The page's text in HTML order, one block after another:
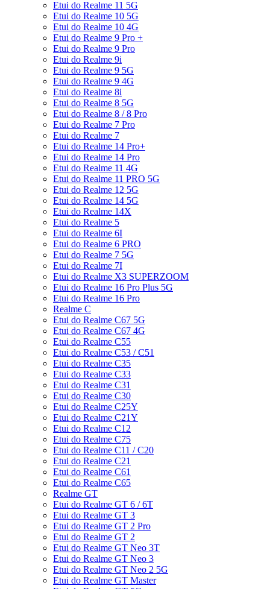
Etui do Realme 11 5G
Etui do Realme 10 5G
Etui do Realme 10 4G
Etui do Realme 9 Pro +
Etui do Realme 9 Pro
Etui do Realme 9i
Etui do Realme 9 5G
Etui do Realme 9 4G
Etui do Realme 8i
Etui do Realme 8 5G
Etui do Realme 8 / 8 Pro
Etui do Realme 7 Pro
Etui do Realme 7
Etui do Realme 14 Pro+
Etui do Realme 14 Pro
Etui do Realme 11 4G
Etui do Realme 11 PRO 5G
Etui do Realme 12 5G
Etui do Realme 14 5G
Etui do Realme 14X
Etui do Realme 5
Etui do Realme 6I
Etui do Realme 6 PRO
Etui do Realme 7 5G
Etui do Realme 7I
Etui do Realme X3 SUPERZOOM
Etui do Realme 16 Pro Plus 5G
Etui do Realme 16 Pro
Realme C
Etui do Realme C67 5G
Etui do Realme C67 4G
Etui do Realme C55
Etui do Realme C53 / C51
Etui do Realme C35
Etui do Realme C33
Etui do Realme C31
Etui do Realme C30
Etui do Realme C25Y
Etui do Realme C21Y
Etui do Realme C12
Etui do Realme C75
Etui do Realme C11 / C20
Etui do Realme C21
Etui do Realme C61
Etui do Realme C65
Realme GT
Etui do Realme GT 6 / 6T
Etui do Realme GT 3
Etui do Realme GT 2 Pro
Etui do Realme GT 2
Etui do Realme GT Neo 3T
Etui do Realme GT Neo 3
Etui do Realme GT Neo 2 5G
Etui do Realme GT Master